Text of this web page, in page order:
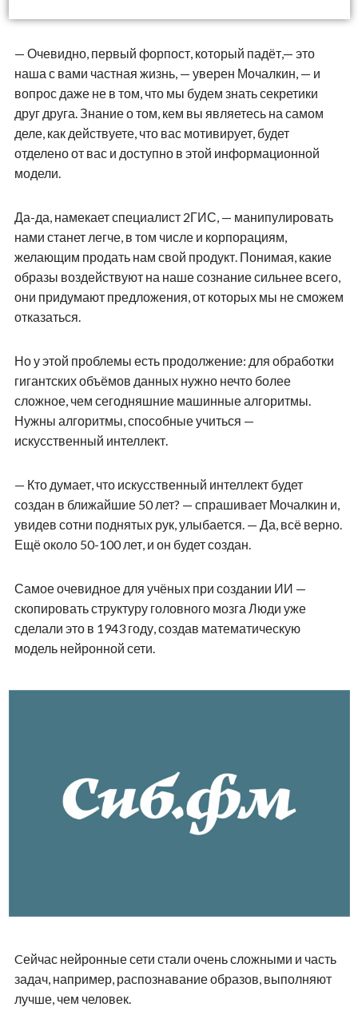
— Очевидно, первый форпост, который падёт,— это
наша с вами частная жизнь, — уверен Мочалкин, — и
вопрос даже не в том, что мы будем знать секретики
друг друга. Знание о том, кем вы являетесь на самом
деле, как действуете, что вас мотивирует, будет
отделено от вас и доступно в этой информационной
модели.
Да-да, намекает специалист 2ГИС, — манипулировать
нами станет легче, в том числе и корпорациям,
желающим продать нам свой продукт. Понимая, какие
образы воздействуют на наше сознание сильнее всего,
они придумают предложения, от которых мы не сможем
отказаться.
Но у этой проблемы есть продолжение: для обработки
гигантских объёмов данных нужно нечто более
сложное, чем сегодняшние машинные алгоритмы.
Нужны алгоритмы, способные учиться —
искусственный интеллект.
— Кто думает, что искусственный интеллект будет
создан в ближайшие 50 лет? — спрашивает Мочалкин и,
увидев сотни поднятых рук, улыбается. — Да, всё верно.
Ещё около 50-100 лет, и он будет создан.
Самое очевидное для учёных при создании ИИ —
скопировать структуру головного мозга Люди уже
сделали это в 1943 году, создав математическую
модель нейронной сети.
Cейчас нейронные сети стали очень сложными и часть
задач, например, распознавание образов, выполняют
лучше, чем человек.